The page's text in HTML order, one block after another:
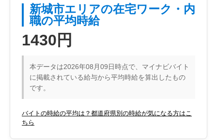
新城市エリアの在宅ワーク・内
職の平均時給
1430円
本データは2026年08月09日時点で、マイナビバイト
に掲載されている給与から平均時給を算出したもの
です。
バイトの時給の平均は？都道府県別の時給が気になる方はこ
ちら